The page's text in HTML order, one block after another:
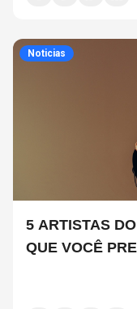
Noticias
5 ARTISTAS
QUE VOCÊ